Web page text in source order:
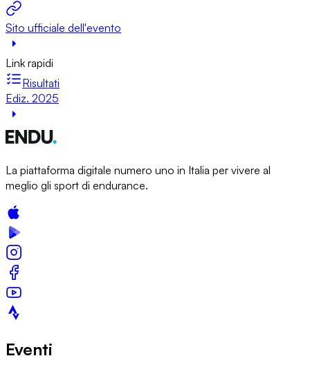
Sito ufficiale dell'evento
Link rapidi
Risultati
Ediz. 2025
La piattaforma digitale numero uno in Italia per vivere al
meglio gli sport di endurance.
Eventi